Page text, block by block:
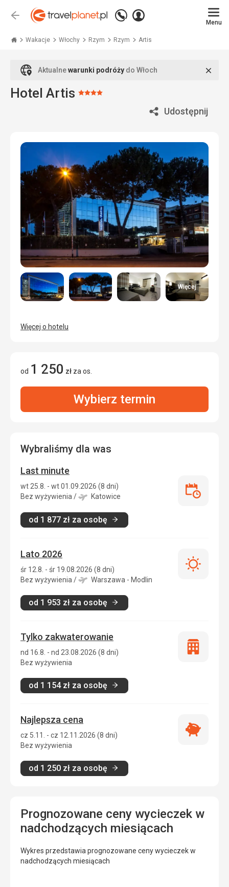
Wstecz
Zadzwoń
+48
771
Zaloguj
Menu
Wakacje Włochy Rzym Rzym Artis
Aktualnewarunki podróży do Włoch
Hotel Artis Ocena:
Udostępnij
Więcej
Więcej o hotelu
od 1 250 zł za os.
Wybierz termin
Wybraliśmy dla was
Last minute
wt 25.8. - wt 01.09.2026 (8 dni)
Bez wyżywienia/ Katowice
od 1 877 zł za osobę
Last
Lato 2026
śr 12.8. - śr 19.08.2026 (8 dni)
Bez wyżywienia / Warszawa - Modlin
od 1 953 zł za osobę
Lato
Tylko zakwaterowanie
nd 16.8. - nd 23.08.2026 (8 dni)
Bez wyżywienia
od 1 154zł za osobę
Tylko
Najlepsza cena
cz 5.11. - cz 12.11.2026 (8 dni)
Bez wyżywienia
od 1 250 zł za osobę
Najlepsza
Prognozowane ceny wycieczek w
nadchodzących miesiącach
Wykres przedstawia prognozowane ceny wycieczek w
nadchodzących miesiącach